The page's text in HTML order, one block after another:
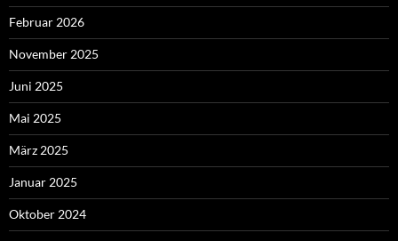
Februar 2026
November 2025
Juni 2025
Mai 2025
März 2025
Januar 2025
Oktober 2024